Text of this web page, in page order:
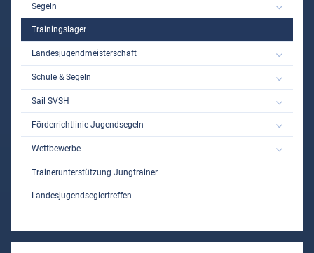
Segeln
Trainingslager
Landesjugendmeisterschaft
Schule & Segeln
Sail SVSH
Förderrichtlinie Jugendsegeln
Wettbewerbe
Trainerunterstützung Jungtrainer
Landesjugendseglertreffen